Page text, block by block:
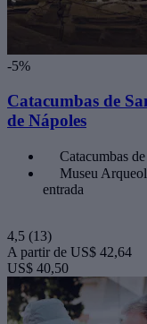
-5%
Catacumbas de
de Nápoles
Catacumbas
Museu
entrada
4,5 (13)
A partir de US$ 42,64
US$ 40,50